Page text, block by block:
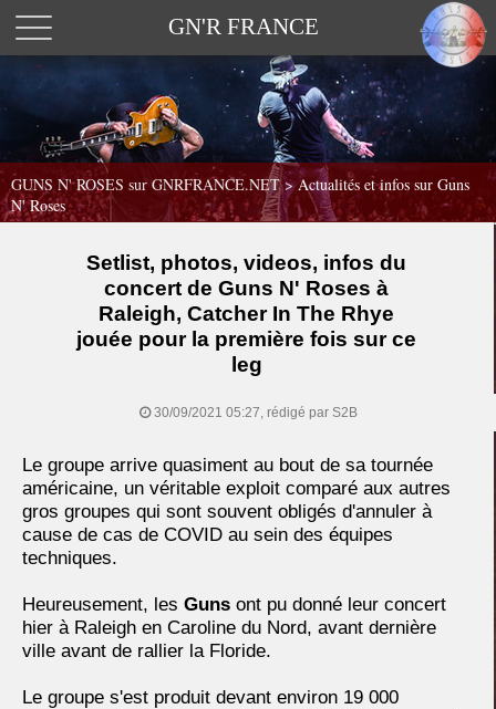
GN'R FRANCE
GUNS N' ROSES sur GNRFRANCE.NET>Actualités et infos sur Guns
N' Roses
Setlist, photos, videos, infos du
concert de Guns N' Roses à
Raleigh, Catcher In The Rhye
jouée pour la première fois sur ce
leg
30/09/2021 05:27, rédigé par S2B
Le groupe arrive quasiment au bout de sa tournée
américaine, un véritable exploit comparé aux autres
gros groupes qui sont souvent obligés d'annuler à
cause de cas de COVID au sein des équipes
techniques.
Heureusement, les Guns ont pu donné leur concert
hier à Raleigh en Caroline du Nord, avant dernière
ville avant de rallier la Floride.
Le groupe s'est produit devant environ 19 000